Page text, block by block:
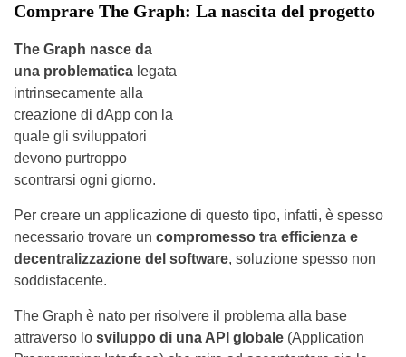
Comprare The Graph: La nascita del progetto
The Graph nasce da
una problematica legata
intrinsecamente alla
creazione di dApp con la
quale gli sviluppatori
devono purtroppo
scontrarsi ogni giorno.
Per creare un applicazione di questo tipo, infatti, è spesso
necessario trovare un compromesso tra efficienza e
decentralizzazione del software, soluzione spesso non
soddisfacente.
The Graph è nato per risolvere il problema alla base
attraverso lo sviluppo di una API globale (Application